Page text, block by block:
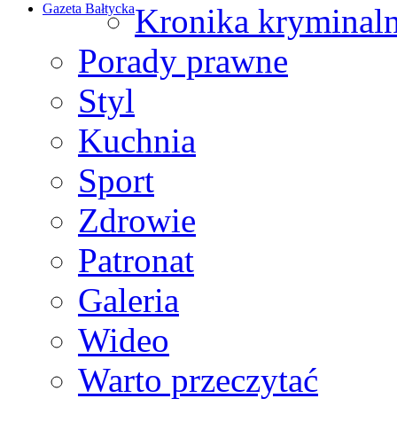
Gazeta BałtyckaKronika
Porady prawne
Styl
Kuchnia
Sport
Zdrowie
Patronat
Galeria
Wideo
Warto przeczytać